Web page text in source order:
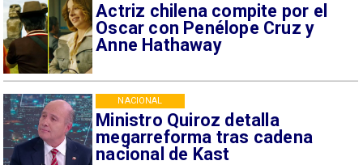
Actriz chilena compite por el
Oscar con Penélope Cruz y
Anne Hathaway
Ministro Quiroz detalla
megarreforma tras cadena
nacional de Kast
NACIONAL